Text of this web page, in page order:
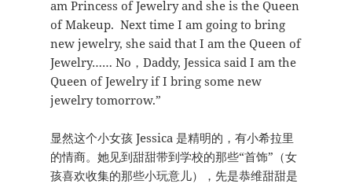
am Princess of Jewelry and she is the Queen
of Makeup. Next time I am going to bring
new jewelry, she said that I am the Queen of
Jewelry…… No，Daddy, Jessica said I am the
Queen of Jewelry if I bring some new
jewelry tomorrow.”
显然这个小女孩 Jessica 是精明的，有小希拉里
的情商。她见到甜甜带到学校的那些“首饰”（女
孩喜欢收集的那些小玩意儿），先是恭维甜甜是